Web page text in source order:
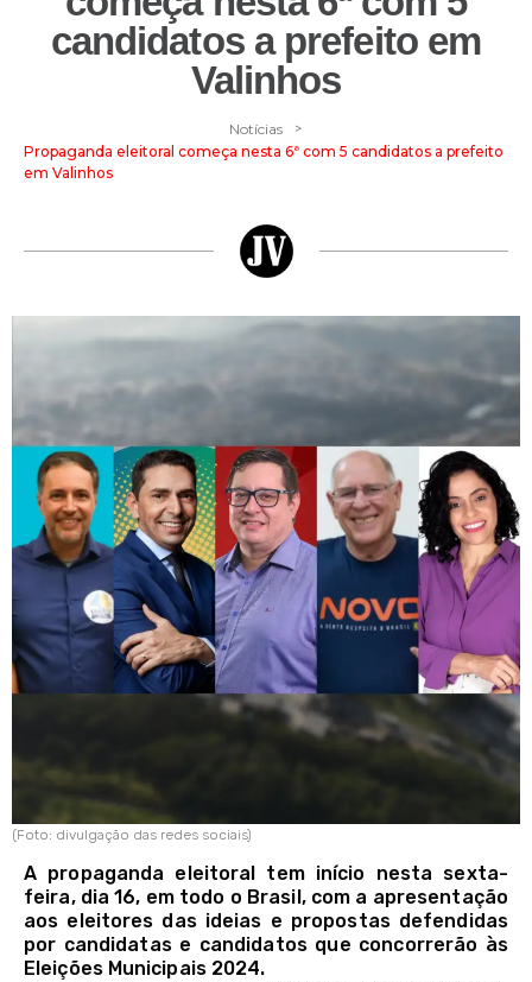
candidatos a prefeito em
Valinhos
Notícias >
Propaganda eleitoral começa nesta 6ª com 5 candidatos a prefeito
em Valinhos
(Foto: divulgação das redes sociais)
A propaganda eleitoral tem início nesta sexta-
feira, dia 16, em todo o Brasil, com a apresentação
aos eleitores das ideias e propostas defendidas
por candidatas e candidatos que concorrerão às
Eleições Municipais 2024.